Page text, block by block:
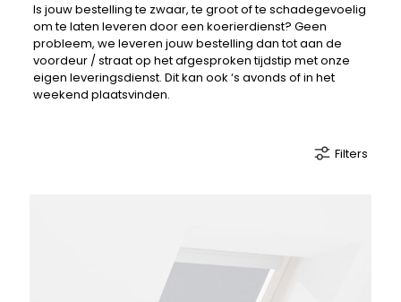
Is jouw bestelling te zwaar, te groot of te schadegevoelig
om te laten leveren door een koerierdienst? Geen
probleem, we leveren jouw bestelling dan tot aan de
voordeur / straat op het afgesproken tijdstip met onze
eigen leveringsdienst. Dit kan ook ‘s avonds of in het
weekend plaatsvinden.
Filters